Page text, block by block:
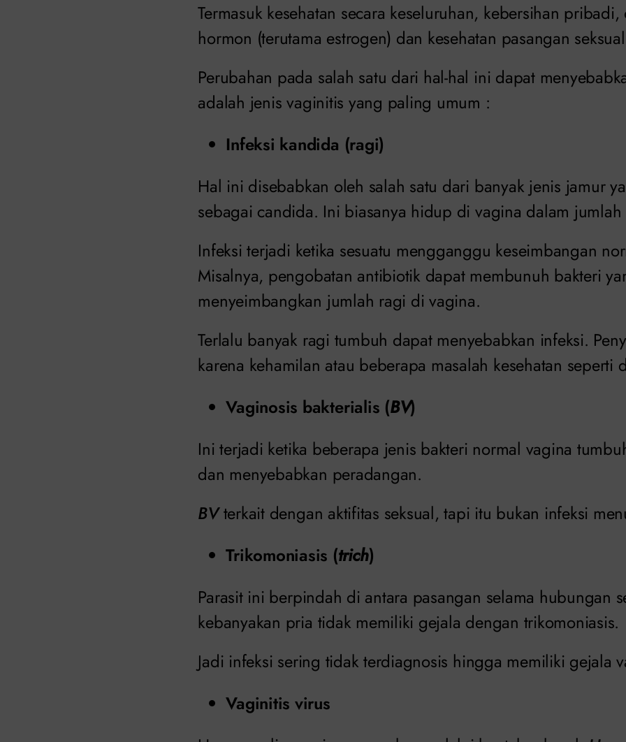
Termasuk kesehatan secara keseluruhan, kebersihan
hormon (terutama estrogen) dan kesehatan pasangan
Perubahan pada salah satu dari hal-hal ini dapat
adalah jenis vaginitis yang paling umum :
Infeksi kandida (ragi)
Hal ini disebabkan oleh salah satu dari banyak jenis jamur
sebagai candida. Ini biasanya hidup di vagina dalam
Infeksi terjadi ketika sesuatu mengganggu keseimbangan
Misalnya, pengobatan antibiotik dapat membunuh bakteri
menyeimbangkan jumlah ragi di vagina.
Terlalu banyak ragi tumbuh dapat menyebabkan infeksi.
karena kehamilan atau beberapa masalah kesehatan seperti
Vaginosis bakterialis (BV)
Ini terjadi ketika beberapa jenis bakteri normal vagina
dan menyebabkan peradangan.
BVterkait dengan aktifitas seksual, tapi itu bukan infeksi
Trikomoniasis (trich)
Parasit ini berpindah di antara pasangan selama hubungan
kebanyakan pria tidak memiliki gejala dengan trikomoniasis.
Jadi infeksi sering tidak terdiagnosis hingga memiliki gejala
Vaginitis virus